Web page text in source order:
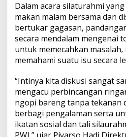
Dalam acara silaturahmi
makan malam bersama dan
bertukar gagasan,
secara mendalam mengenai
untuk memecahkan
memahami suatu isu secara
“Intinya kita diskusi sangat
mengacu perbincangan
ngopi bareng tanpa tekanan
berbagi pengalaman serta
ikatan sosial dan tali